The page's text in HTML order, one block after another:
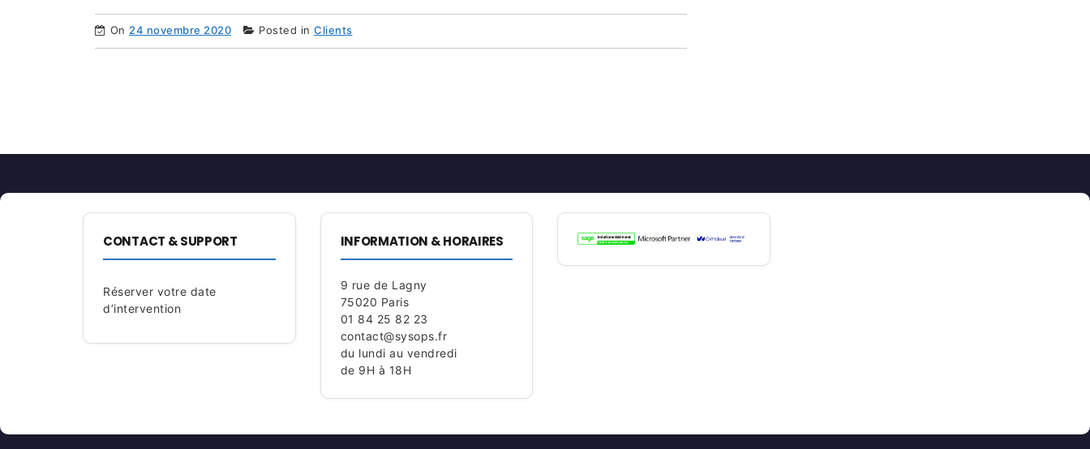
On 24 novembre 2020 Posted in Clients
CONTACT & SUPPORT
Réserver votre date
d’intervention
INFORMATION & HORAIRES
9 rue de Lagny
75020 Paris
01 84 25 82 23
contact@sysops.fr
du lundi au vendredi
de 9H à 18H